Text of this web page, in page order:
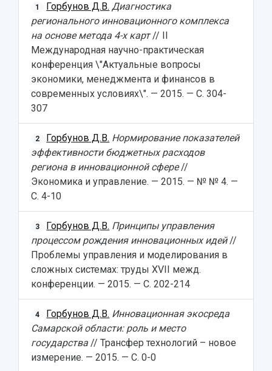
1 Горбунов Д.В. Диагностика
регионального инновационного комплекса
на основе метода 4-х карт// II
Международная научно-практическая
конференция \"Актуальные вопросы
экономики, менеджмента и финансов в
современных условиях\". — 2015. — С. 304-
307
2 Горбунов Д.В. Нормирование показателей
эффективности бюджетных расходов
региона в инновационной сфере//
Экономика и управление. — 2015. — № № 4. —
С. 4-10
3 Горбунов Д.В. Принципы управления
процессом рождения инновационных идей//
Проблемы управления и моделирования в
сложных системах: труды XVII межд.
конференции. — 2015. — С. 202-214
4 Горбунов Д.В. Инновационная экосреда
Самарской области: роль и место
государства // Трансфер технологий – новое
измерение. — 2015. — С. 0-0